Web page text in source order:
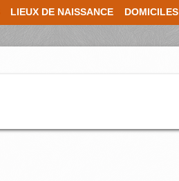
LIEUX DE NAISSANCE DOMICILES